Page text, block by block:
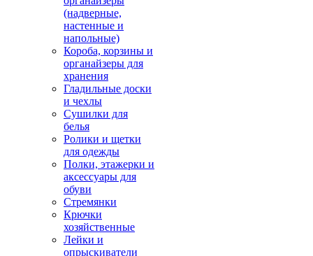
(надверные,
настенные и
напольные)
Короба, корзины и
органайзеры для
хранения
Гладильные доски
и чехлы
Сушилки для
белья
Ролики и щетки
для одежды
Полки, этажерки и
аксессуары для
обуви
Стремянки
Крючки
хозяйственные
Лейки и
опрыскиватели